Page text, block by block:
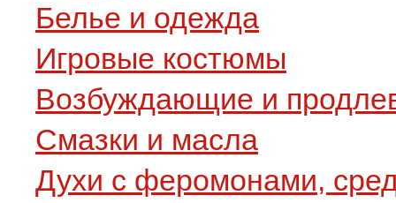
Белье и одежда
Игровые костюмы
Возбуждающие и
Смазки и масла
Духи с феромонами,